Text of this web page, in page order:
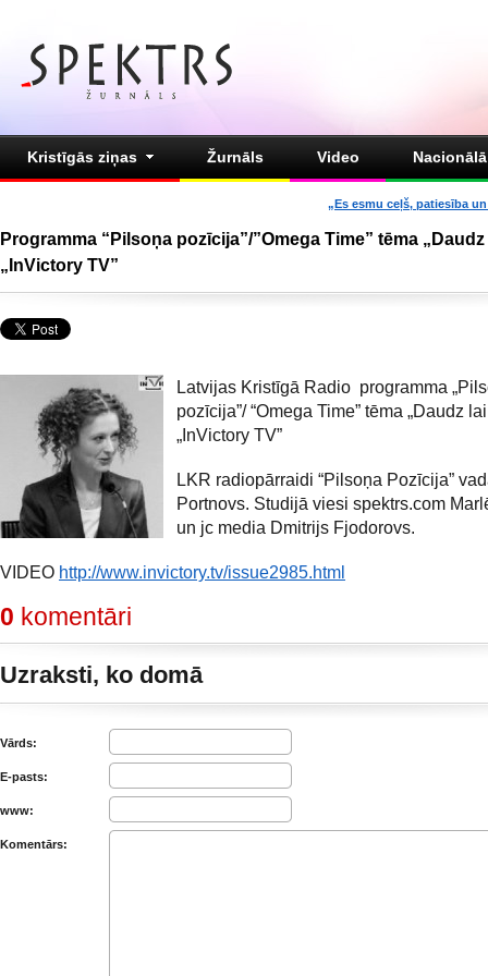
Kristīgās ziņas Žurnāls Video
„Es esmu ceļš, patiesība
Programma “Pilsoņa pozīcija”/”Omega Time” tēma
„InVictory TV”
Latvijas Kristīgā Radio programma
pozīcija”/ “Omega Time” tēma „Daudz
„InVictory TV”
LKR radiopārraidi “Pilsoņa Pozīcija”
Portnovs. Studijā viesi spektrs.com
un jc media Dmitrijs Fjodorovs.
VIDEO http://www.invictory.tv/issue2985.html
0 komentāri
Uzraksti, ko domā
Vārds:
E-pasts:
www:
Komentārs: